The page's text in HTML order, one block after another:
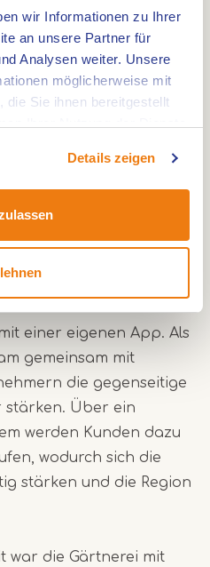
wir Informationen zu Ihrer
an unsere Partner für
Analysen weiter. Unsere
möglicherweise mit
die Sie ihnen bereitgestellt
Details zeigen
Richard Cox im Jahr
einen
Wissen über
er der Gärtnerei,
weiterhin in die
eingekauft werden.
setzt die Gärtnerei auch
einer eigenen App. Als
gemeinsam mit
die gegenseitige
stärken. Über ein
werden Kunden dazu
wodurch sich die
stärken und die Region
war die Gärtnerei mit